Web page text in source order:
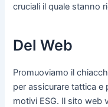
cruciali il quale stanno
Del Web
Promuoviamo il
per assicurare tattica e
motivi ESG. Il sito web